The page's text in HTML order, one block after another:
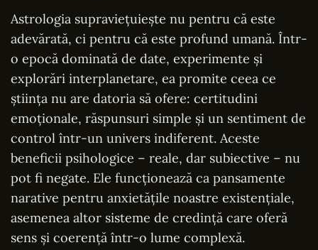
Astrologia supraviețuiește nu pentru că este
adevărată, ci pentru că este profund umană. Într-
o epocă dominată de date, experimente și
explorări interplanetare, ea promite ceea ce
știința nu are datoria să ofere: certitudini
emoționale, răspunsuri simple și un sentiment de
control într-un univers indiferent. Aceste
beneficii psihologice – reale, dar subiective – nu
pot fi negate. Ele funcționează ca pansamente
narative pentru anxietățile noastre existențiale,
asemenea altor sisteme de credință care oferă
sens și coerență într-o lume complexă.